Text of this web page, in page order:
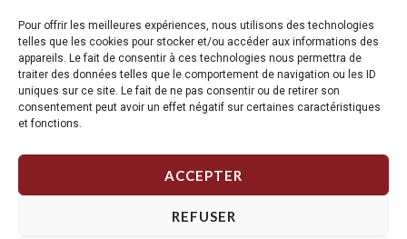
Pour offrir les meilleures expériences, nous utilisons des technologies
telles que les cookies pour stocker et/ou accéder aux informations des
appareils. Le fait de consentir à ces technologies nous permettra de
traiter des données telles que le comportement de navigation ou les ID
uniques sur ce site. Le fait de ne pas consentir ou de retirer son
consentement peut avoir un effet négatif sur certaines caractéristiques
et fonctions.
ACCEPTER
REFUSER
La RC n'est pas notre seule passion, venez visiter notre shop
de motos